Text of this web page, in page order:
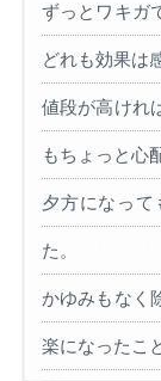
ずっとワキガ
どれも効果は
値段が高けれ
もちょっと心
夕方になって
た。
かゆみもなく
楽になったこ